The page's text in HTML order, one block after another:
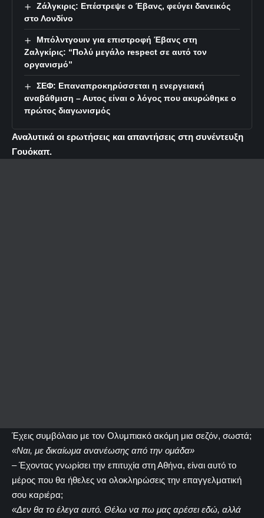
Ζάλγκιρις: Επέστρεψε ο Έβανς, φεύγει δανεικός
στο Λονδίνο
Μπόλντγουιν για επιστροφή Έβανς στη
Ζαλγκίρις: “Πολύ μεγάλο respect σε αυτό τον
οργανισμό”
ΣΕΦ: Επαναπροκηρύσσεται η ενεργειακή
αναβάθμιση – Αυτος είναι ο λόγος που ακυρώθηκε ο
πρώτος διαγωνισμός
Αναλυτικά οι ερωτήσεις και απαντήσεις στη συνέντευξη
Γουόκαπ.
Έχεις συμβόλαιο με τον Ολυμπιακό ακόμη μια σεζόν, σωστά;
«Ναι, με δικαίωμα ανανέωσης από την ομάδα»
– Έχοντας γνωρίσει την επιτυχία στη Αθήνα, είναι αυτό το
μέρος που θα ήθελες να ολοκληρώσεις την επαγγελματική
σου καριέρα;
«Δεν θα το έλεγα αυτό. Θέλω να πω μας αρέσει εδώ, αλλά